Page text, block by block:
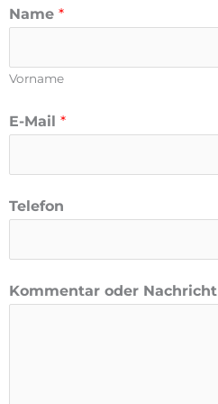
Name *
Vorname
E-Mail *
Telefon
Kommentar oder Nachricht